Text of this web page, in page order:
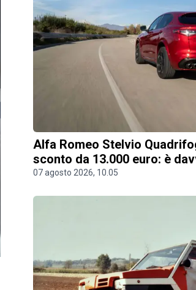
Alfa Romeo Stelvio
sconto da 13.000 euro: è
07 agosto 2026, 10.05